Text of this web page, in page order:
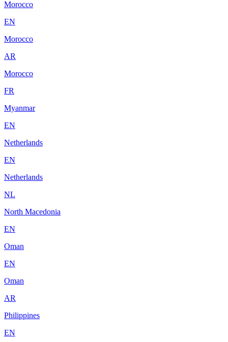
Morocco
EN
Morocco
AR
Morocco
FR
Myanmar
EN
Netherlands
EN
Netherlands
NL
North Macedonia
EN
Oman
EN
Oman
AR
Philippines
EN